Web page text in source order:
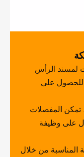
لمسند الرأس
للحصول على
تمكن المفصلات
على وظيفة
المناسبة من خلال